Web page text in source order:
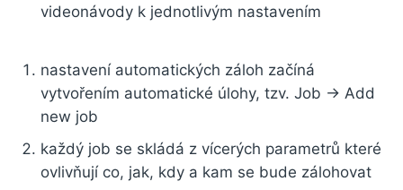
videonávody k jednotlivým nastavením
nastavení automatických záloh začíná
vytvořením automatické úlohy, tzv. Job -> Add
new job
každý job se skládá z vícerých parametrů které
ovlivňují co, jak, kdy a kam se bude zálohovat